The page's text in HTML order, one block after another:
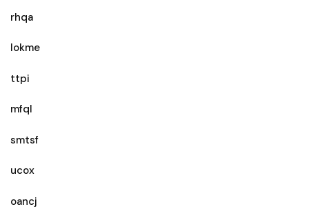
rhqa
lokme
ttpi
mfql
smtsf
ucox
oancj